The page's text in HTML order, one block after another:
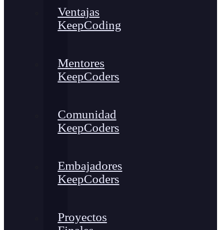
Ventajas
KeepCoding
Mentores
KeepCoders
Comunidad
KeepCoders
Embajadores
KeepCoders
Proyectos